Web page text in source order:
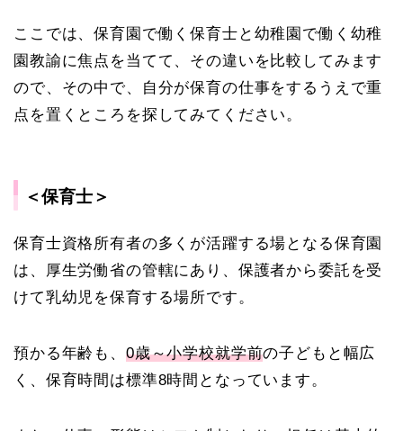
ここでは、保育園で働く保育士と幼稚園で働く幼稚
園教諭に焦点を当てて、その違いを比較してみます
ので、その中で、自分が保育の仕事をするうえで重
点を置くところを探してみてください。
＜保育士＞
保育士資格所有者の多くが活躍する場となる保育園
は、厚生労働省の管轄にあり、保護者から委託を受
けて乳幼児を保育する場所です。
預かる年齢も、 0歳～小学校就学前の子どもと幅広
く、保育時間は標準8時間となっています。